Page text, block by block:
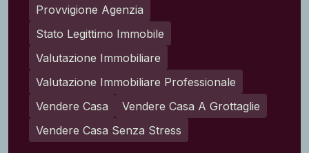
Provvigione Agenzia
Stato Legittimo Immobile
Valutazione Immobiliare
Valutazione Immobiliare Professionale
Vendere Casa
Vendere Casa A Grottaglie
Vendere Casa Senza Stress